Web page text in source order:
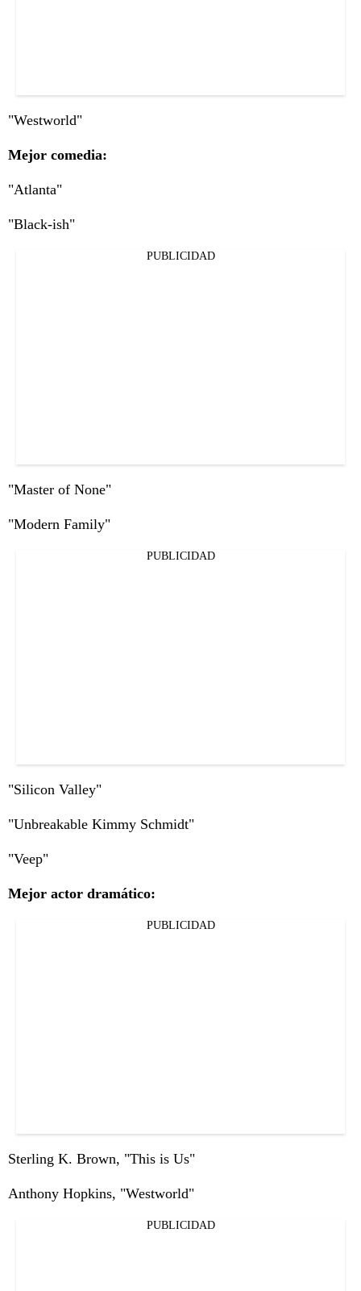
"Westworld"
Mejor comedia:
"Atlanta"
"Black-ish"
PUBLICIDAD
"Master of None"
"Modern Family"
PUBLICIDAD
"Silicon Valley"
"Unbreakable Kimmy Schmidt"
"Veep"
Mejor actor dramático:
PUBLICIDAD
Sterling K. Brown, "This is Us"
Anthony Hopkins, "Westworld"
PUBLICIDAD